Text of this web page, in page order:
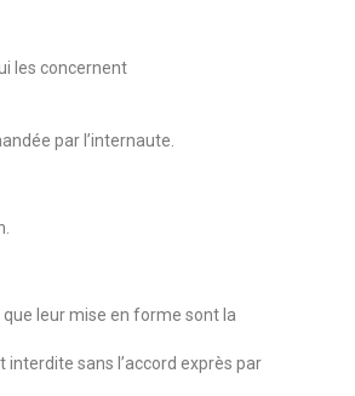
les concernent
par l’internaute.
leur mise en forme sont la
sans l’accord exprès par